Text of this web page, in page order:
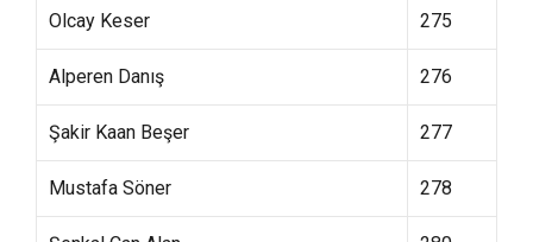
Olcay Keser 275
Alperen Danış 276
Şakir Kaan Beşer 277
Mustafa Söner 278